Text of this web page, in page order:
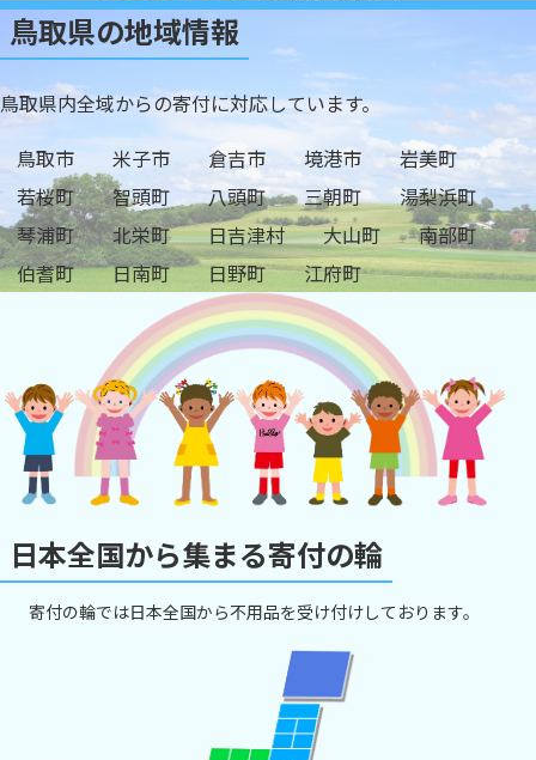
鳥取県の地域情報
鳥取県内全域からの寄付に対応しています。
鳥取市
米子市 倉吉市 境港市
岩美町
若桜町
智頭町 八頭町 三朝町
湯梨浜町
琴浦町
北栄町 日吉津村 大山町
南部町
伯耆町
日南町 日野町 江府町
日本全国から集まる寄付の輪
寄付の輪では日本全国から不用品を受け付けしております。